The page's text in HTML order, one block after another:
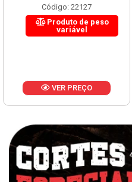
Código: 22127
Produto de peso
variável
VER PREÇO